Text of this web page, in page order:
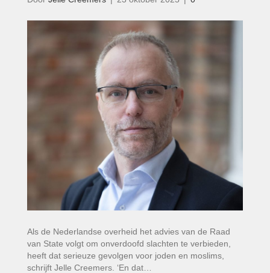
Als de Nederlandse overheid het advies van de Raad
van State volgt om onverdoofd slachten te verbieden,
heeft dat serieuze gevolgen voor joden en moslims,
schrijft Jelle Creemers. ‘En dat…